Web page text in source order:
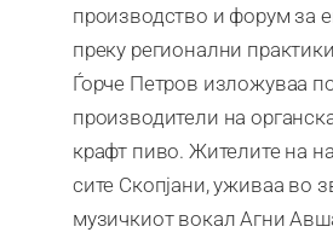
производство и форум за
преку регионални
Ѓорче Петров изложуваа
производители на
крафт пиво. Жителите на
сите Скопјани, уживаа во
музичкиот вокал Агни